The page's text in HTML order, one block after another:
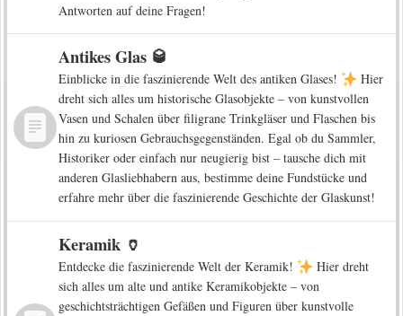
Antworten auf deine Fragen!
Antikes Glas 🥃
Einblicke in die faszinierende Welt des antiken Glases!
Hier
dreht sich alles um historische Glasobjekte – von kunstvollen
Vasen und Schalen über filigrane Trinkgläser und Flaschen bis
hin zu kuriosen Gebrauchsgegenständen. Egal ob du Sammler,
Historiker oder einfach nur neugierig bist – tausche dich mit
anderen Glasliebhabern aus, bestimme deine Fundstücke und
erfahre mehr über die faszinierende Geschichte der Glaskunst!
Keramik 🏺
Entdecke die faszinierende Welt der Keramik!
Hier dreht
sich alles um alte und antike Keramikobjekte – von
geschichtsträchtigen Gefäßen und Figuren über kunstvolle